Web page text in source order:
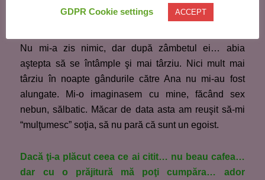
Nu mi-a zis nimic, dar după zâmbetul ei… abia
aştepta să se întâmple şi mai târziu. Nici mult mai
târziu în noapte gândurile către Ana nu mi-au fost
alungate. Mi-o imaginasem cu mine, făcând sex
nebun, sălbatic. Măcar de data asta am reuşit să-mi
“mulţumesc” soţia, să nu pară că sunt un egoist.
Dacă ţi-a plăcut ceea ce ai citit… nu beau cafea…
dar cu o prăjitură mă poţi cumpăra… ador
GDPR Cookie settings ACCEPT